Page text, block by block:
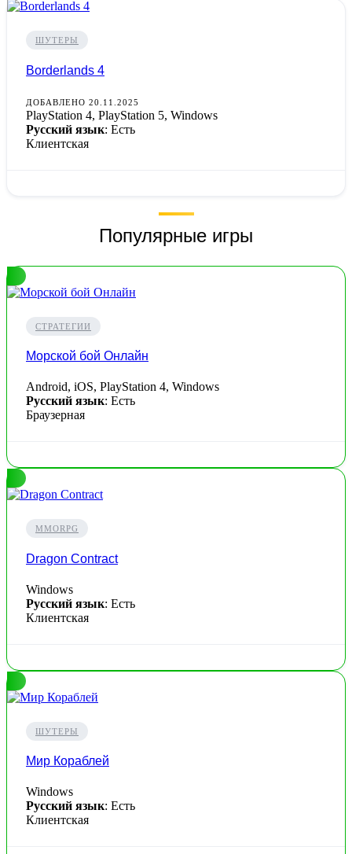
ШУТЕРЫ
Borderlands 4
ДОБАВЛЕНО 20.11.2025
PlayStation 4, PlayStation 5, Windows
Русский язык: Есть
Клиентская
Популярные игры
СТРАТЕГИИ
Морской бой Онлайн
Android, iOS, PlayStation 4, Windows
Русский язык: Есть
Браузерная
MMORPG
Dragon Contract
Windows
Русский язык: Есть
Клиентская
ШУТЕРЫ
Мир Кораблей
Windows
Русский язык: Есть
Клиентская